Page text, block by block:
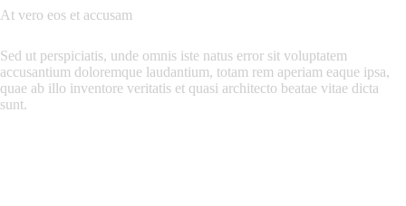
At vero eos et accusam
Sed ut perspiciatis, unde omnis iste natus error sit voluptatem
accusantium doloremque laudantium, totam rem aperiam eaque ipsa,
quae ab illo inventore veritatis et quasi architecto beatae vitae dicta
sunt.